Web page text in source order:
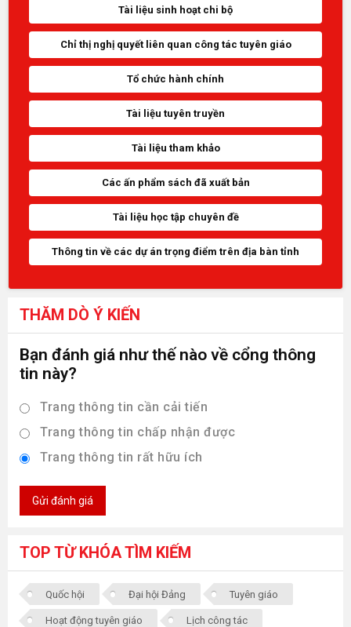
Tài liệu sinh hoạt chi bộ
Chỉ thị nghị quyết liên quan công tác tuyên giáo
Tổ chức hành chính
Tài liệu tuyên truyền
Tài liệu tham khảo
Các ấn phẩm sách đã xuất bản
Tài liệu học tập chuyên đề
Thông tin về các dự án trọng điểm trên địa bàn tỉnh
THĂM DÒ Ý KIẾN
Bạn đánh giá như thế nào về cổng thông
tin này?
Trang thông tin cần cải tiến
Trang thông tin chấp nhận được
Trang thông tin rất hữu ích
Gửi đánh giá
TOP TỪ KHÓA TÌM KIẾM
Quốc hội Đại hội Đảng Tuyên giáo
Hoạt động tuyên giáo Lịch công tác